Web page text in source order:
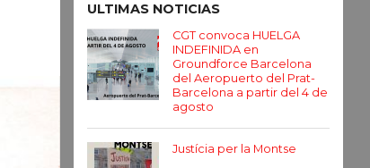
ULTIMAS NOTICIAS
CGT convoca HUELGA
INDEFINIDA en
Groundforce Barcelona
del Aeropuerto del Prat-
Barcelona a partir del 4 de
agosto
Justícia per la Montse